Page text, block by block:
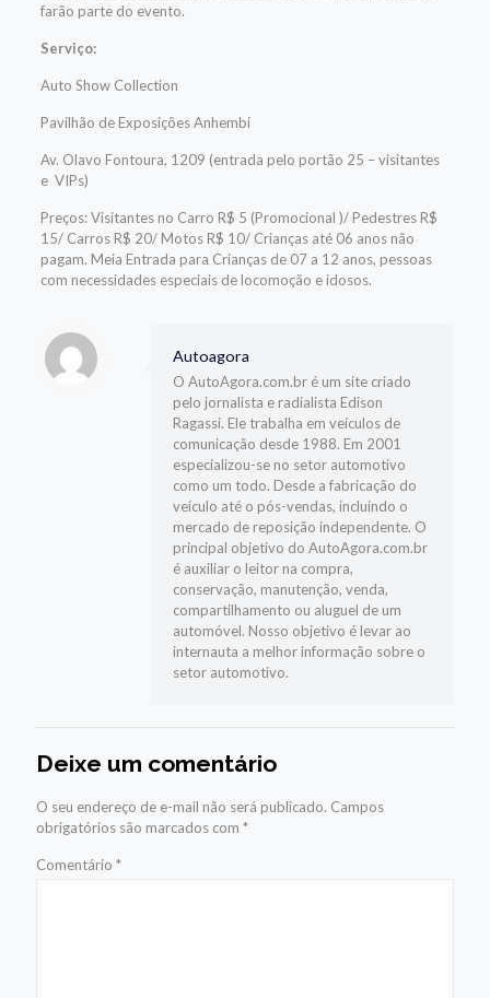
farão parte do evento.
Serviço:
Auto Show Collection
Pavilhão de Exposições Anhembi
Av. Olavo Fontoura, 1209 (entrada pelo portão 25 – visitantes
e VIPs)
Preços: Visitantes no Carro R$ 5 (Promocional )/ Pedestres R$
15/ Carros R$ 20/ Motos R$ 10/ Crianças até 06 anos não
pagam. Meia Entrada para Crianças de 07 a 12 anos, pessoas
com necessidades especiais de locomoção e idosos.
Autoagora
O AutoAgora.com.br é um site criado
pelo jornalista e radialista Edison
Ragassi. Ele trabalha em veículos de
comunicação desde 1988. Em 2001
especializou-se no setor automotivo
como um todo. Desde a fabricação do
veículo até o pós-vendas, incluindo o
mercado de reposição independente. O
principal objetivo do AutoAgora.com.br
é auxiliar o leitor na compra,
conservação, manutenção, venda,
compartilhamento ou aluguel de um
automóvel. Nosso objetivo é levar ao
internauta a melhor informação sobre o
setor automotivo.
Deixe um comentário
O seu endereço de e-mail não será publicado. Campos
obrigatórios são marcados com *
Comentário *